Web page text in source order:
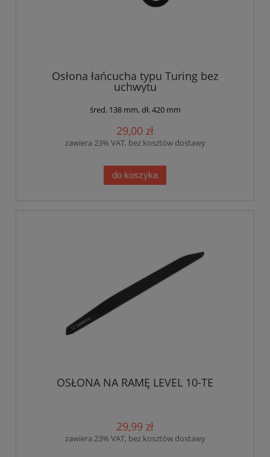
Osłona łańcucha typu Turing bez
uchwytu
śred. 138 mm, dł. 420 mm
29,00 zł
zawiera 23% VAT, bez kosztów dostawy
do koszyka
OSŁONA NA RAMĘ LEVEL 10-TE
29,99 zł
zawiera 23% VAT, bez kosztów dostawy